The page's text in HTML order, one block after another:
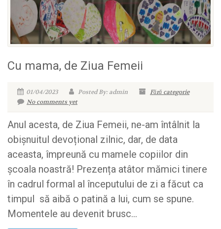
Cu mama, de Ziua Femeii
01/04/2023 Posted By: admin
Fără categorie
No comments yet
Anul acesta, de Ziua Femeii, ne-am întâlnit la
obișnuitul devoțional zilnic, dar, de data
aceasta, împreună cu mamele copiilor din
școala noastră! Prezența atâtor mămici tinere
în cadrul formal al începutului de zi a făcut ca
timpul să aibă o patină a lui, cum se spune.
Momentele au devenit brusc...